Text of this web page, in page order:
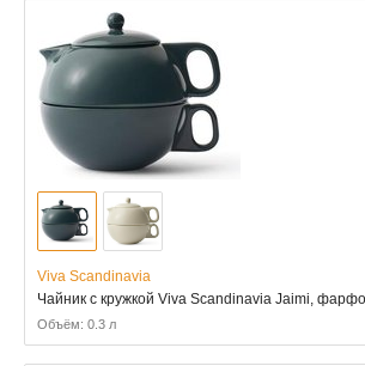
Viva Scandinavia
Чайник с кружкой Viva Scandinavia Jaimi,
Объём: 0.3 л